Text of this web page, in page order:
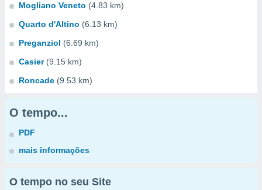
Mogliano Veneto (4.83 km)
Quarto d'Altino (6.13 km)
Preganziol (6.69 km)
Casier (9.15 km)
Roncade (9.53 km)
O tempo...
PDF
mais informações
O tempo no seu Site